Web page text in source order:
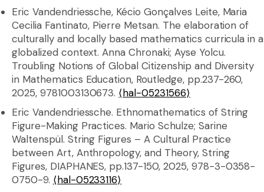
Eric Vandendriessche, Kécio Gonçalves Leite, Maria
Cecilia Fantinato, Pierre Metsan. The elaboration of
culturally and locally based mathematics curricula in a
globalized context. Anna Chronaki; Ayse Yolcu.
Troubling Notions of Global Citizenship and Diversity
in Mathematics Education, Routledge, pp.237-260,
2025, 9781003130673. ⟨hal-05231566⟩
Eric Vandendriessche. Ethnomathematics of String
Figure-Making Practices. Mario Schulze; Sarine
Waltenspül. String Figures – A Cultural Practice
between Art, Anthropology, and Theory, String
Figures, DIAPHANES, pp.137-150, 2025, 978-3-0358-
0750-9. ⟨hal-05233116⟩